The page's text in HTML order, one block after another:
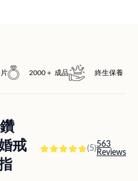
2000＋ 成品 終生保養
戒
(5)563
Reviews